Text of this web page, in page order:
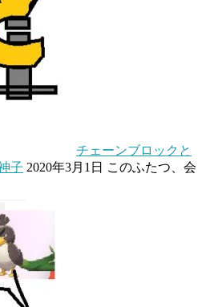
チェーンブロックと
子 2020年3月1日 このふたつ、会